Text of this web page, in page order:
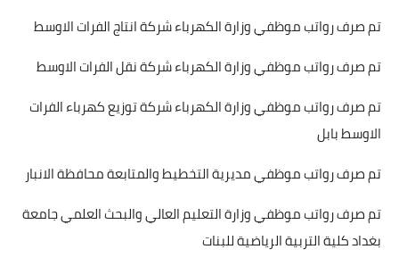
تم صرف رواتب موظفي وزارة الكهرباء شركة انتاج الفرات الاوسط
تم صرف رواتب موظفي وزارة الكهرباء شركة نقل الفرات الاوسط
تم صرف رواتب موظفي وزارة الكهرباء شركة توزيع كهرباء الفرات
الاوسط بابل
تم صرف رواتب موظفي مديرية التخطيط والمتابعة محافظة الانبار
تم صرف رواتب موظفي وزارة التعليم العالي والبحث العلمي جامعة
بغداد كلية التربية الرياضية للبنات